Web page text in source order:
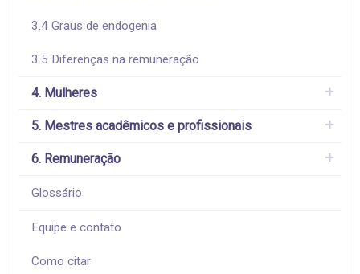
3.4 Graus de endogenia
3.5 Diferenças na remuneração
4. Mulheres
5. Mestres acadêmicos e profissionais
6. Remuneração
Glossário
Equipe e contato
Como citar